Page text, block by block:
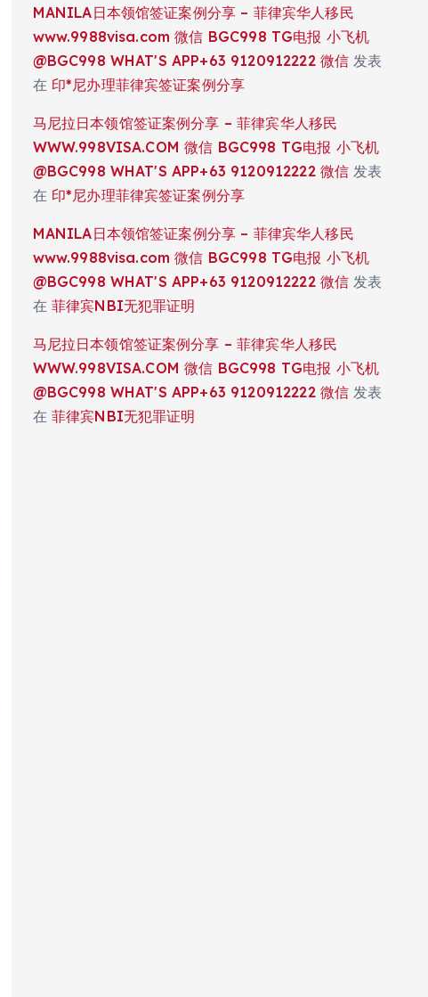
MANILA日本领馆签证案例分享 – 菲律宾华人移民
www.9988visa.com 微信 BGC998 TG电报 小飞机
@BGC998 WHAT'S APP+63 9120912222 微信 发表
在 印*尼办理菲律宾签证案例分享
马尼拉日本领馆签证案例分享 – 菲律宾华人移民
WWW.998VISA.COM 微信 BGC998 TG电报 小飞机
@BGC998 WHAT'S APP+63 9120912222 微信 发表
在 印*尼办理菲律宾签证案例分享
MANILA日本领馆签证案例分享 – 菲律宾华人移民
www.9988visa.com 微信 BGC998 TG电报 小飞机
@BGC998 WHAT'S APP+63 9120912222 微信 发表
在 菲律宾NBI无犯罪证明
马尼拉日本领馆签证案例分享 – 菲律宾华人移民
WWW.998VISA.COM 微信 BGC998 TG电报 小飞机
@BGC998 WHAT'S APP+63 9120912222 微信 发表
在 菲律宾NBI无犯罪证明